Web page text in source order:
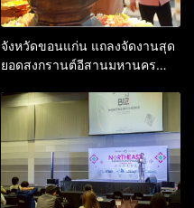
จังหวัดขอนแก่น แถลงจัดงานสุด
ยอดสงกรานต์อีสานมหานคร
บุญเดือนห้า สมมาพระลับ 501 ปี
ชวนเที่ยววิถีอีสาน